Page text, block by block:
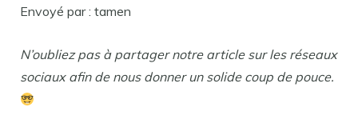
Envoyé par : tamen
N’oubliez pas à partager notre article sur les réseaux
sociaux afin de nous donner un solide coup de pouce.